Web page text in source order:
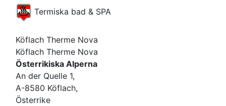
Termiska bad & SPA
Köflach Therme Nova
Köflach Therme Nova
Österrikiska Alperna
An der Quelle 1,
A-8580 Köflach,
Österrike